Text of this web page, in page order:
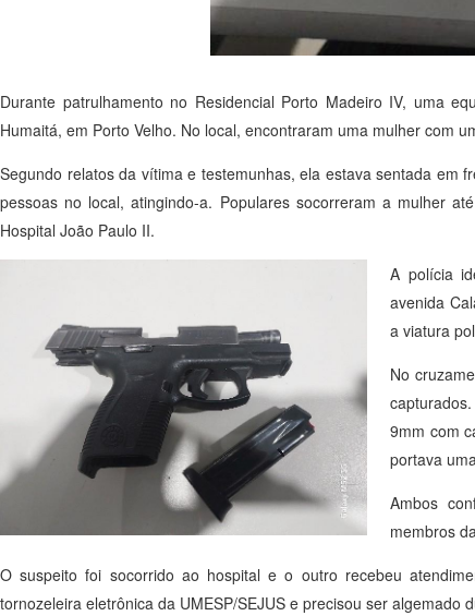
Durante patrulhamento no Residencial Porto Madeiro IV, uma
Humaitá, em Porto Velho. No local, encontraram uma mulher com
Segundo relatos da vítima e testemunhas, ela estava sentada em
pessoas no local, atingindo-a. Populares socorreram a mulher
Hospital João Paulo II.
A polícia
avenida
a viatura
No
9mm com
portava
Ambos
membros
O suspeito foi socorrido ao hospital e o outro recebeu
tornozeleira eletrônica da UMESP/SEJUS e precisou ser algemado